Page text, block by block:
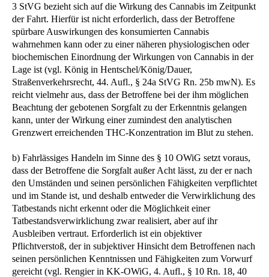
3 StVG bezieht sich auf die Wirkung des Cannabis im Zeitpunkt
der Fahrt. Hierfür ist nicht erforderlich, dass der Betroffene
spürbare Auswirkungen des konsumierten Cannabis
wahrnehmen kann oder zu einer näheren physiologischen oder
biochemischen Einordnung der Wirkungen von Cannabis in der
Lage ist (vgl. König in Hentschel/König/Dauer,
Straßenverkehrsrecht, 44. Aufl., § 24a StVG Rn. 25b mwN). Es
reicht vielmehr aus, dass der Betroffene bei der ihm möglichen
Beachtung der gebotenen Sorgfalt zu der Erkenntnis gelangen
kann, unter der Wirkung einer zumindest den analytischen
Grenzwert erreichenden THC-Konzentration im Blut zu stehen.
b) Fahrlässiges Handeln im Sinne des § 10 OWiG setzt voraus,
dass der Betroffene die Sorgfalt außer Acht lässt, zu der er nach
den Umständen und seinen persönlichen Fähigkeiten verpflichtet
und im Stande ist, und deshalb entweder die Verwirklichung des
Tatbestands nicht erkennt oder die Möglichkeit einer
Tatbestandsverwirklichung zwar realisiert, aber auf ihr
Ausbleiben vertraut. Erforderlich ist ein objektiver
Pflichtverstoß, der in subjektiver Hinsicht dem Betroffenen nach
seinen persönlichen Kenntnissen und Fähigkeiten zum Vorwurf
gereicht (vgl. Rengier in KK-OWiG, 4. Aufl., § 10 Rn. 18, 40